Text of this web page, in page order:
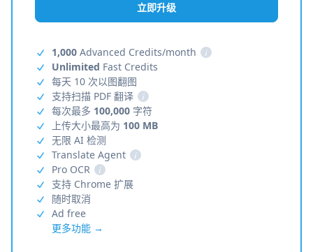
立即升级
1,000 Advanced Credits/month
i
Unlimited Fast Credits
每天 10 次以图翻图
支持扫描 PDF 翻译
i
每次最多 100,000 字符
上传大小最高为 100 MB
无限 AI 检测
Translate Agent
i
Pro OCR
i
支持 Chrome 扩展
随时取消
Ad free
更多功能 →